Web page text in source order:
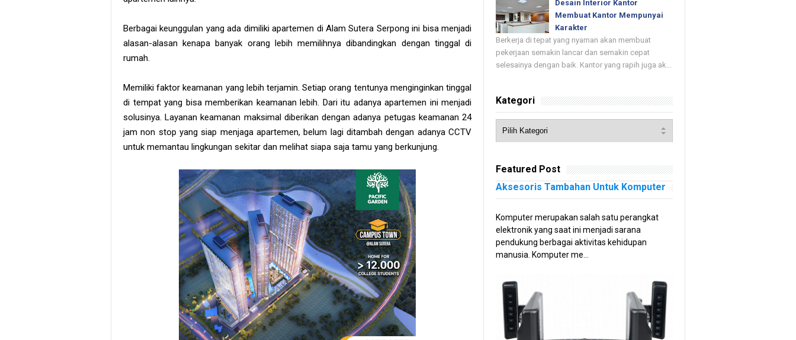
Berbagai keunggulan yang ada dimiliki apartemen di Alam Sutera Serpong ini bisa menjadi
alasan-alasan kenapa banyak orang lebih memilihnya dibandingkan dengan tinggal di
rumah.
Memiliki faktor keamanan yang lebih terjamin. Setiap orang tentunya menginginkan tinggal
di tempat yang bisa memberikan keamanan lebih. Dari itu adanya apartemen ini menjadi
solusinya. Layanan keamanan maksimal diberikan dengan adanya petugas keamanan 24
jam non stop yang siap menjaga apartemen, belum lagi ditambah dengan adanya CCTV
untuk memantau lingkungan sekitar dan melihat siapa saja tamu yang berkunjung.
Desain Interior Kantor
Membuat Kantor Mempunyai
Karakter
Berkerja di tepat yang nyaman akan membuat
pekerjaan semakin lancar dan semakin cepat
selesainya dengan baik. Kantor yang rapih juga ak...
Kategori
Featured Post
Aksesoris Tambahan Untuk Komputer
Komputer merupakan salah satu perangkat
elektronik yang saat ini menjadi sarana
pendukung berbagai aktivitas kehidupan
manusia. Komputer me...